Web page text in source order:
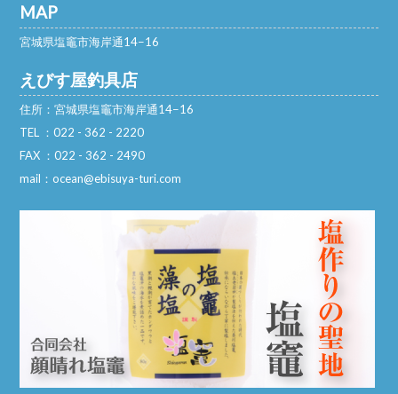
MAP
宮城県塩竈市海岸通14−16
えびす屋釣具店
住所：宮城県塩竈市海岸通14−16
TEL ：022 - 362 - 2220
FAX ：022 - 362 - 2490
mail：ocean@ebisuya-turi.com